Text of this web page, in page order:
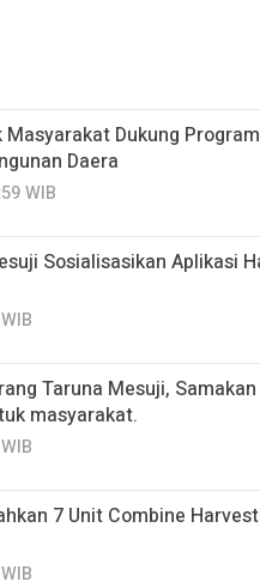
Dukung
Daera
WIB
Sosialisasikan Aplikasi
Taruna Mesuji,
masyarakat.
7 Unit Combine